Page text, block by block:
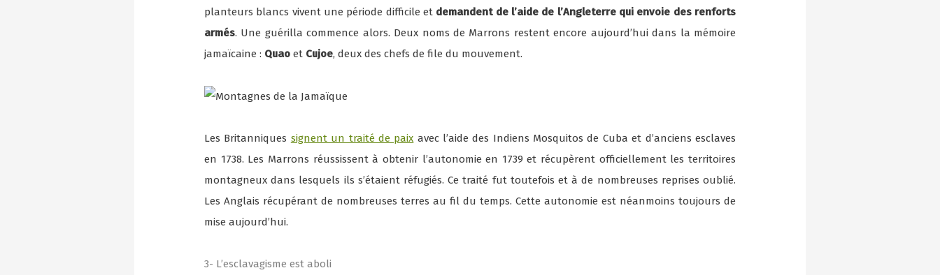
planteurs blancs vivent une période difficile et demandent de l’aide de l’Angleterre qui envoie des renforts
armés. Une guérilla commence alors. Deux noms de Marrons restent encore aujourd’hui dans la mémoire
jamaïcaine : Quao et Cujoe, deux des chefs de file du mouvement.
Les Britanniques signent un traité de paix avec l’aide des Indiens Mosquitos de Cuba et d’anciens esclaves
en 1738. Les Marrons réussissent à obtenir l’autonomie en 1739 et récupèrent officiellement les territoires
montagneux dans lesquels ils s’étaient réfugiés. Ce traité fut toutefois et à de nombreuses reprises oublié.
Les Anglais récupérant de nombreuses terres au fil du temps. Cette autonomie est néanmoins toujours de
mise aujourd’hui.
3- L’esclavagisme est aboli